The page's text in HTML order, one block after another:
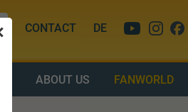
CONTACT DE
ABOUT US FANWORLD